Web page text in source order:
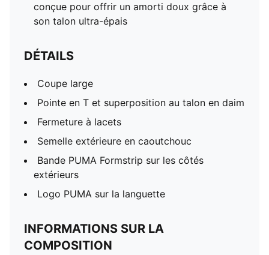
conçue pour offrir un amorti doux grâce à
son talon ultra-épais
DÉTAILS
Coupe large
Pointe en T et superposition au talon en daim
Fermeture à lacets
Semelle extérieure en caoutchouc
Bande PUMA Formstrip sur les côtés
extérieurs
Logo PUMA sur la languette
INFORMATIONS SUR LA
COMPOSITION